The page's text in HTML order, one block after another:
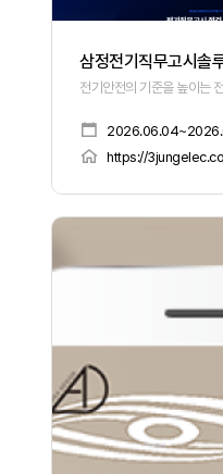
삼정전기직무고시솔
전기안전의 기준을 높이는
https://